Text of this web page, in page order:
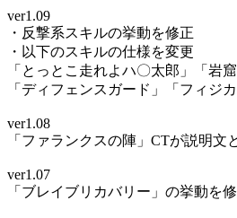
ver1.09
・反撃系スキルの挙動を修正
・以下のスキルの仕様を変更
「とっとこ走れよハ〇太郎」「岩窟
「ディフェンスガード」「フィジ
ver1.08
「ファランクスの陣」CTが説明文
ver1.07
「ブレイブリカバリー」の挙動を